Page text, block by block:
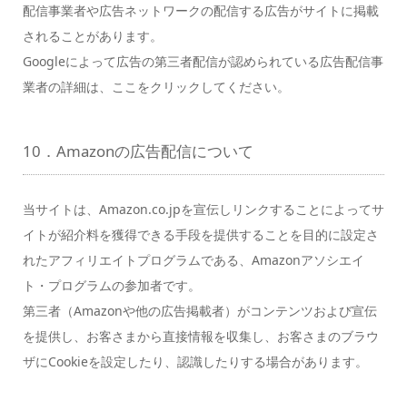
配信事業者や広告ネットワークの配信する広告がサイトに掲載
されることがあります。
Googleによって広告の第三者配信が認められている広告配信事
業者の詳細は、ここをクリックしてください。
10．Amazonの広告配信について
当サイトは、Amazon.co.jpを宣伝しリンクすることによってサ
イトが紹介料を獲得できる手段を提供することを目的に設定さ
れたアフィリエイトプログラムである、Amazonアソシエイ
ト・プログラムの参加者です。
第三者（Amazonや他の広告掲載者）がコンテンツおよび宣伝
を提供し、お客さまから直接情報を収集し、お客さまのブラウ
ザにCookieを設定したり、認識したりする場合があります。